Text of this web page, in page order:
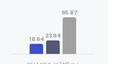
The chart has 1 X axis
18.64 23.94
65.87